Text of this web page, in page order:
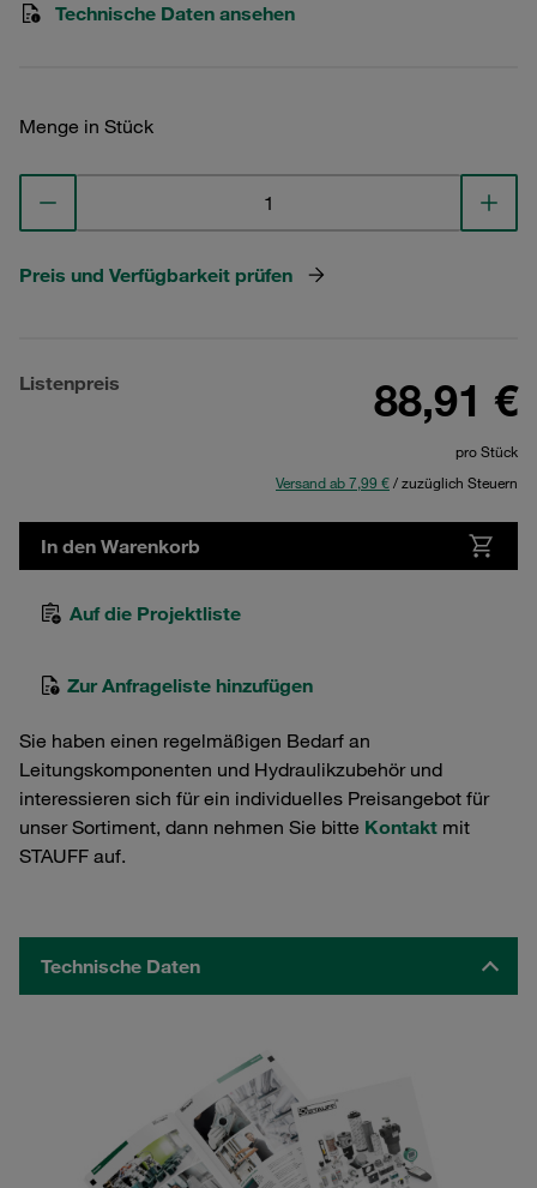
Technische Daten ansehen
Menge in Stück
Preis und Verfügbarkeit prüfen
Listenpreis 88,91 €
pro Stück
Versand ab 7,99 €/ zuzüglich Steuern
In den Warenkorb
Auf die Projektliste
Zur Anfrageliste hinzufügen
Sie haben einen regelmäßigen Bedarf an
Leitungskomponenten und Hydraulikzubehör und
interessieren sich für ein individuelles Preisangebot für
unser Sortiment, dann nehmen Sie bitte Kontakt mit
STAUFF auf.
Technische Daten